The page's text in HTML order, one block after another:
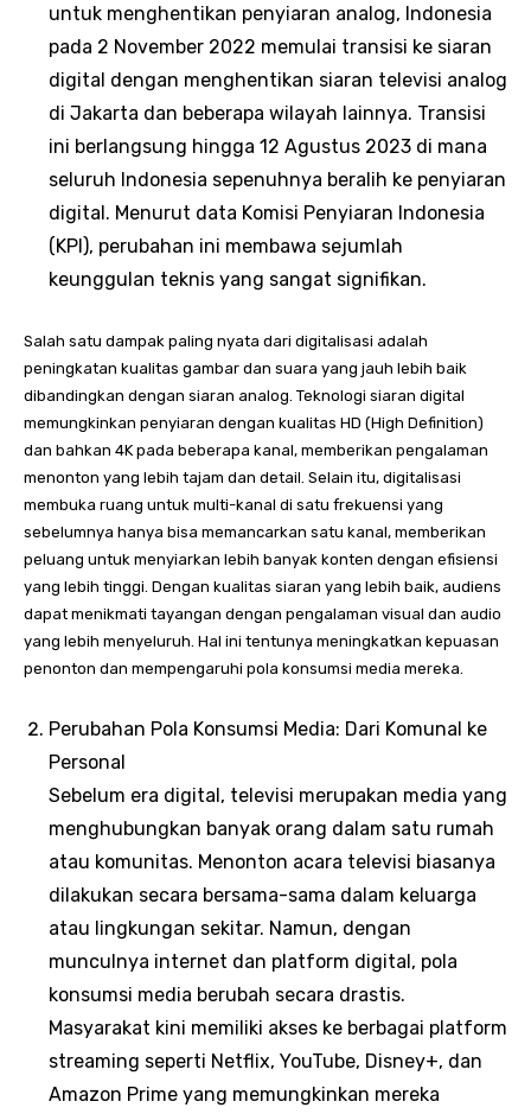
untuk menghentikan penyiaran analog, Indonesia
pada 2 November 2022 memulai transisi ke siaran
digital dengan menghentikan siaran televisi analog
di Jakarta dan beberapa wilayah lainnya. Transisi
ini berlangsung hingga 12 Agustus 2023 di mana
seluruh Indonesia sepenuhnya beralih ke penyiaran
digital. Menurut data Komisi Penyiaran Indonesia
(KPI), perubahan ini membawa sejumlah
keunggulan teknis yang sangat signifikan.
Salah satu dampak paling nyata dari digitalisasi adalah
peningkatan kualitas gambar dan suara yang jauh lebih baik
dibandingkan dengan siaran analog. Teknologi siaran digital
memungkinkan penyiaran dengan kualitas HD (High Definition)
dan bahkan 4K pada beberapa kanal, memberikan pengalaman
menonton yang lebih tajam dan detail. Selain itu, digitalisasi
membuka ruang untuk multi-kanal di satu frekuensi yang
sebelumnya hanya bisa memancarkan satu kanal, memberikan
peluang untuk menyiarkan lebih banyak konten dengan efisiensi
yang lebih tinggi. Dengan kualitas siaran yang lebih baik, audiens
dapat menikmati tayangan dengan pengalaman visual dan audio
yang lebih menyeluruh. Hal ini tentunya meningkatkan kepuasan
penonton dan mempengaruhi pola konsumsi media mereka.
Perubahan Pola Konsumsi Media: Dari Komunal ke
Personal
Sebelum era digital, televisi merupakan media yang
menghubungkan banyak orang dalam satu rumah
atau komunitas. Menonton acara televisi biasanya
dilakukan secara bersama-sama dalam keluarga
atau lingkungan sekitar. Namun, dengan
munculnya internet dan platform digital, pola
konsumsi media berubah secara drastis.
Masyarakat kini memiliki akses ke berbagai platform
streaming seperti Netflix, YouTube, Disney+, dan
Amazon Prime yang memungkinkan mereka